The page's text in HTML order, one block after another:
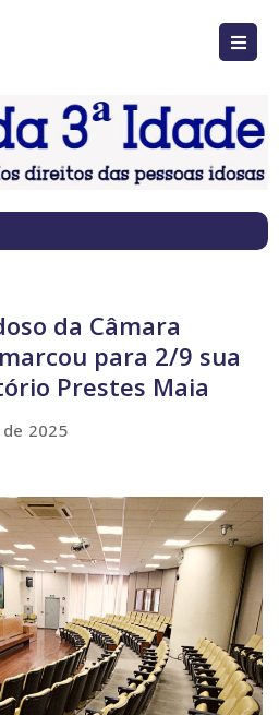
da Câmara
para 2/9 sua
Prestes Maia
2025